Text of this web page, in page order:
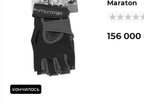
кончилось
Maraton
156